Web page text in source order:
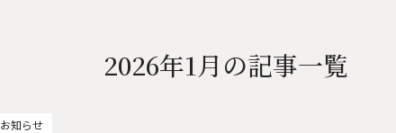
2026年1月の記事一覧
知らせ